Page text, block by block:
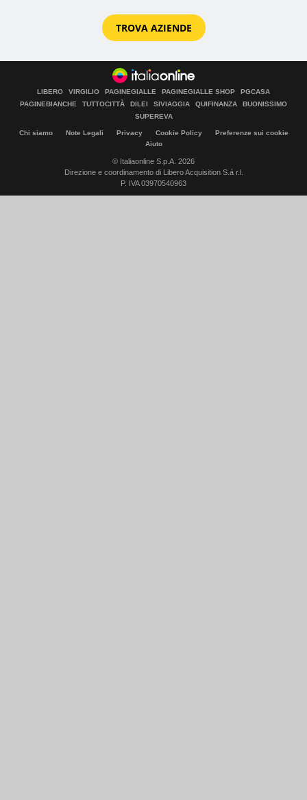
TROVA AZIENDE
LIBERO VIRGILIO PAGINEGIALLE PAGINEGIALLE SHOP
PGCASA
PAGINEBIANCHE
TUTTOCITTÀ DILEI SIVIAGGIA QUIFINANZA
BUONISSIMO
SUPEREVA
Chi siamo Note Legali Privacy Cookie Policy
Preferenze sui cookie
Aiuto
© Italiaonline S.p.A. 2026
Direzione e coordinamento di Libero Acquisition S.á r.l.
P. IVA 03970540963